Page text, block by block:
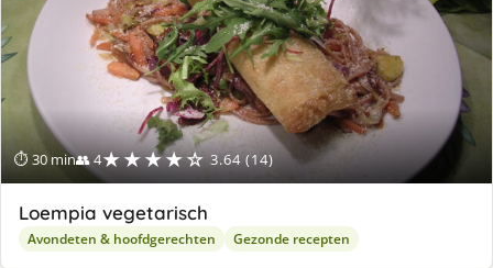
⏱ 30 min👥 4★★★★☆ 3.64 (14)
Loempia vegetarisch
Avondeten & hoofdgerechten Gezonde recepten